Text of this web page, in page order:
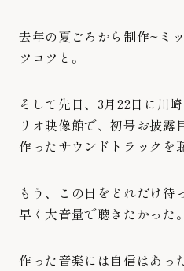
去年の夏ごろから制作~ミ
ツコツと。
そして先日、3月22日に川
リオ映像館で、初号お披露
作ったサウンドトラックを
もう、この日をどれだけ待
早く大音量で聴きたかった。
作った音楽には自信はあっ